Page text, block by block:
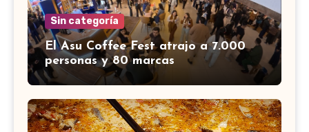
Sin categoría
El Asu Coffee Fest atrajo a 7.000
personas y 80 marcas